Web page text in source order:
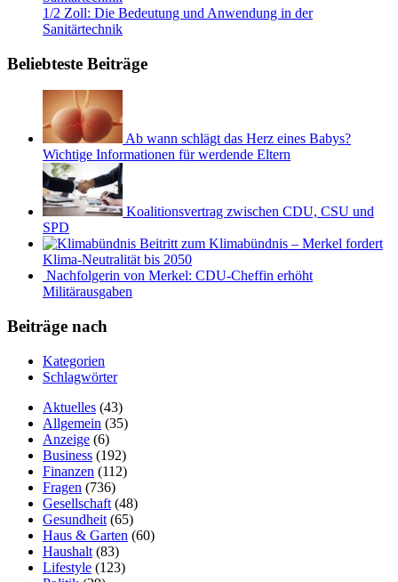
1/2 Zoll: Die Bedeutung und Anwendung in der
Sanitärtechnik
Beliebteste Beiträge
Ab wann schlägt das Herz eines Babys?
Wichtige Informationen für werdende Eltern
Koalitionsvertrag zwischen CDU, CSU und
SPD
Beitritt zum Klimabündnis – Merkel fordert
Klima-Neutralität bis 2050
Nachfolgerin von Merkel: CDU-Cheffin erhöht
Militärausgaben
Beiträge nach
Kategorien
Schlagwörter
Aktuelles (43)
Allgemein (35)
Anzeige (6)
Business (192)
Finanzen (112)
Fragen (736)
Gesellschaft (48)
Gesundheit (65)
Haus & Garten (60)
Haushalt (83)
Lifestyle (123)